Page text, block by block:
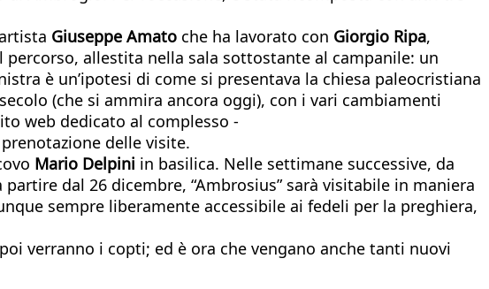
Giuseppe Amato che ha lavorato con Giorgio Ripa,
allestita nella sala sottostante al campanile: un
è un’ipotesi di come si presentava la chiesa paleocristiana
(che si ammira ancora oggi), con i vari cambiamenti
web dedicato al complesso -
delle visite.
Mario Delpini in basilica. Nelle settimane successive, da
dal 26 dicembre, “Ambrosius” sarà visitabile in maniera
sempre liberamente accessibile ai fedeli per la preghiera,
verranno i copti; ed è ora che vengano anche tanti nuovi